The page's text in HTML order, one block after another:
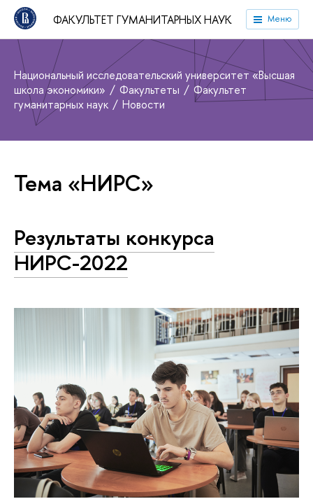
ФАКУЛЬТЕТ ГУМАНИТАРНЫХ НАУК Меню
Национальный исследовательский университет «Высшая
школа экономики»
Факультеты
Факультет
гуманитарных наук
Новости
Тема «НИРС»
Результаты конкурса
НИРС-2022